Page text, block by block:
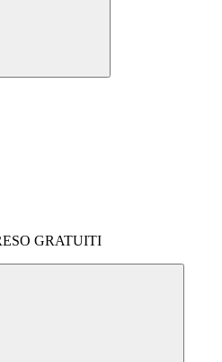
GRATUITI